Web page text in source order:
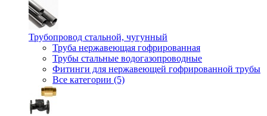
Трубопровод стальной, чугунный
Труба нержавеющая гофрированная
Трубы стальные водогазопроводные
Фитинги для нержавеющей гофрированной трубы
Все категории (5)